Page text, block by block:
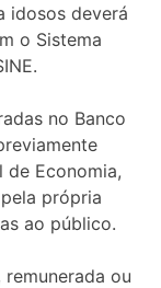
idosos deverá
o Sistema
no Banco
de Economia,
própria
ao público.
ou